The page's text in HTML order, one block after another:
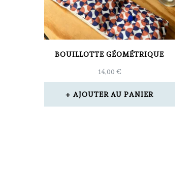
BOUILLOTTE GÉOMÉTRIQUE
14,00 €
AJOUTER AU PANIER